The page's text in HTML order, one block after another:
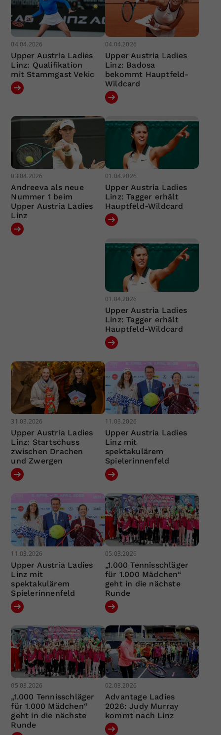
04.04.2026
Upper Austria Ladies
Linz: Qualifikation
mit Stammgast Vekic
04.04.2026
Upper Austria Ladies
Linz: Badosa
bekommt Hauptfeld-
Wildcard
03.04.2026
Andreeva als neue
Nummer 1 beim
Upper Austria Ladies
Linz
01.04.2026
Upper Austria Ladies
Linz: Tagger erhält
Hauptfeld-Wildcard
01.04.2026
Upper Austria Ladies
Linz: Tagger erhält
Hauptfeld-Wildcard
31.03.2026
Upper Austria Ladies
Linz: Startschuss
zwischen Drachen
und Zwergen
11.03.2026
Upper Austria Ladies
Linz mit
spektakulärem
Spielerinnenfeld
11.03.2026
Upper Austria Ladies
Linz mit
spektakulärem
Spielerinnenfeld
05.03.2026
„1.000 Tennisschläger
für 1.000 Mädchen“
geht in die nächste
Runde
05.03.2026
„1.000 Tennisschläger
für 1.000 Mädchen“
geht in die nächste
Runde
02.03.2026
Advantage Ladies
2026: Judy Murray
kommt nach Linz